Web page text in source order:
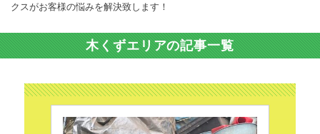
クスがお客様の悩みを解決致します！
木くずエリアの記事一覧